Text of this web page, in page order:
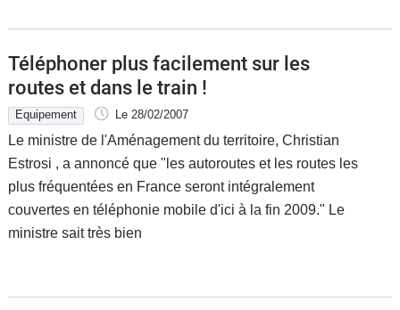
Téléphoner plus facilement sur les
routes et dans le train !
Equipement Le 28/02/2007
Le ministre de l'Aménagement du territoire, Christian
Estrosi , a annoncé que "les autoroutes et les routes les
plus fréquentées en France seront intégralement
couvertes en téléphonie mobile d'ici à la fin 2009." Le
ministre sait très bien